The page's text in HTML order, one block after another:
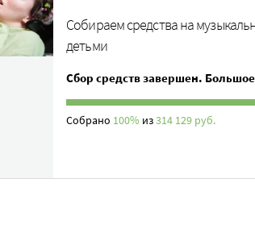
Собираем средства на
детьми
Сбор средств завершен.
Собрано 100% из314 129 руб.